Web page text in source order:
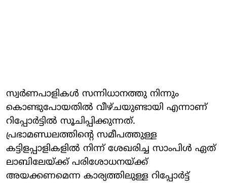
സ്വര്‍ണപാളികള്‍ സന്നിധാനത്തു നിന്നും
കൊണ്ടുപോയതില്‍ വീഴ്ചയുണ്ടായി എന്നാണ്
റിപ്പോര്‍ട്ടില്‍ സൂചിപ്പിക്കുന്നത്.
പ്രഭാമണ്ഡലത്തിന്റെ സമീപത്തുള്ള
കട്ടിളപ്പാളികളില്‍ നിന്ന് ശേഖരിച്ച സാംപിള്‍ ഏത്
ലാബിലേയ്ക്ക് പരിശോധനയ്ക്ക്
അയക്കണമെന്ന കാര്യത്തിലുള്ള റിപ്പോര്‍ട്ട്